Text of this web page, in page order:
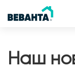
Наш